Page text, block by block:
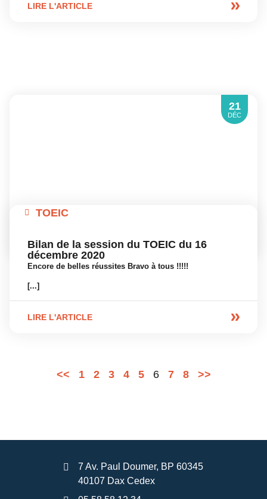
LIRE L'ARTICLE
21
DÉC
TOEIC
Bilan de la session du TOEIC du 16
décembre 2020
Encore de belles réussites Bravo à tous !!!!!
[...]
LIRE L'ARTICLE
<< 1 2 3 4 5 6 7 8 >>
7 Av. Paul Doumer, BP 60345
40107 Dax Cedex